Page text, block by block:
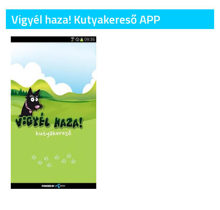
Vigyél haza! Kutyakereső APP